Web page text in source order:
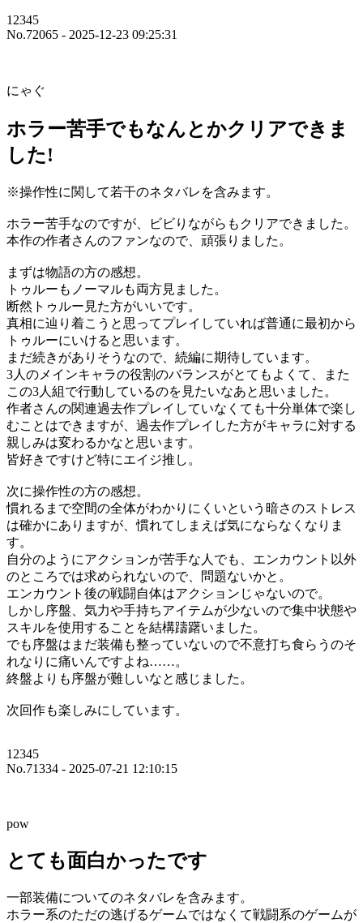
12345
No.72065 - 2025-12-23 09:25:31
にゃぐ
ホラー苦手でもなんとかクリアできま
した!
※操作性に関して若干のネタバレを含みます。
ホラー苦手なのですが、ビビりながらもクリアできました。
本作の作者さんのファンなので、頑張りました。
まずは物語の方の感想。
トゥルーもノーマルも両方見ました。
断然トゥルー見た方がいいです。
真相に辿り着こうと思ってプレイしていれば普通に最初から
トゥルーにいけると思います。
まだ続きがありそうなので、続編に期待しています。
3人のメインキャラの役割のバランスがとてもよくて、また
この3人組で行動しているのを見たいなあと思いました。
作者さんの関連過去作プレイしていなくても十分単体で楽し
むことはできますが、過去作プレイした方がキャラに対する
親しみは変わるかなと思います。
皆好きですけど特にエイジ推し。
次に操作性の方の感想。
慣れるまで空間の全体がわかりにくいという暗さのストレス
は確かにありますが、慣れてしまえば気にならなくなりま
す。
自分のようにアクションが苦手な人でも、エンカウント以外
のところでは求められないので、問題ないかと。
エンカウント後の戦闘自体はアクションじゃないので。
しかし序盤、気力や手持ちアイテムが少ないので集中状態や
スキルを使用することを結構躊躇いました。
でも序盤はまだ装備も整っていないので不意打ち食らうのそ
れなりに痛いんですよね……。
終盤よりも序盤が難しいなと感じました。
次回作も楽しみにしています。
12345
No.71334 - 2025-07-21 12:10:15
pow
とても面白かったです
一部装備についてのネタバレを含みます。
ホラー系のただの逃げるゲームではなくて戦闘系のゲームが